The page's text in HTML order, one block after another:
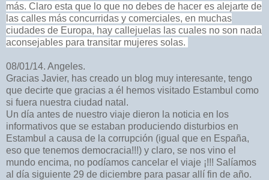
más. Claro esta que lo que no debes de hacer es alejarte de
las calles más concurridas y comerciales, en muchas
ciudades de Europa, hay callejuelas las cuales no son nada
aconsejables para transitar mujeres solas.
08/01/14. Angeles.
Gracias Javier, has creado un blog muy interesante, tengo
que decirte que gracias a él hemos visitado Estambul como
si fuera nuestra ciudad natal.
Un día antes de nuestro viaje dieron la noticia en los
informativos que se estaban produciendo disturbios en
Estambul a causa de la corrupción (igual que en España,
eso que tenemos democracia!!!) y claro, se nos vino el
mundo encima, no podíamos cancelar el viaje ¡!!! Salíamos
al día siguiente 29 de diciembre para pasar allí fin de año.